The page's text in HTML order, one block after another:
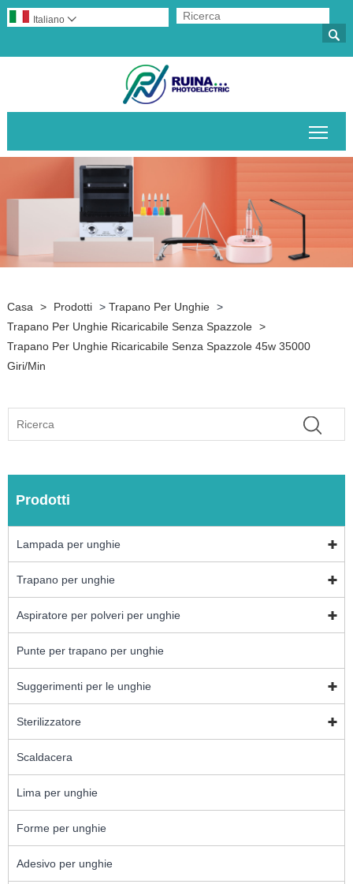

Italiano 
Casa > Prodotti > Trapano Per Unghie >
Trapano Per Unghie Ricaricabile Senza Spazzole >
Trapano Per Unghie Ricaricabile Senza Spazzole 45w 35000
Giri/min
Prodotti
Lampada per unghie
Trapano per unghie
Aspiratore per polveri per unghie
Punte per trapano per unghie
Suggerimenti per le unghie
Sterilizzatore
Scaldacera
Lima per unghie
Forme per unghie
Adesivo per unghie